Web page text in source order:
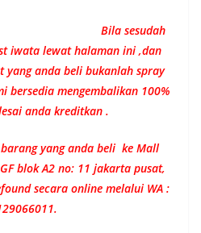
Bila sesudah
iwata lewat halaman ini ,dan
anda beli bukanlah spray
bersedia mengembalikan 100%
anda kreditkan .
yang anda beli ke Mall
blok A2 no: 11 jakarta pusat,
secara online melalui WA :